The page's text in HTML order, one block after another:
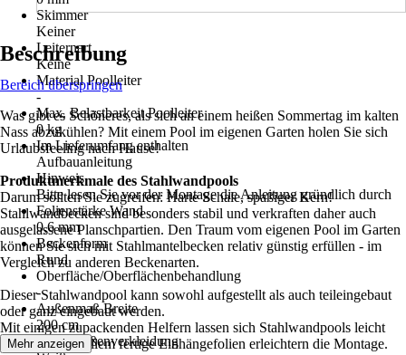
Skimmer
Keiner
Leiternart
Keine
Material Poolleiter
-
Max. Belastbarkeit Poolleiter
0 kg
Im Lieferumfang enthalten
Aufbauanleitung
Hinweis
Bitte lesen Sie vor der Montage die Anleitung gründlich durch
Folienstärke Wand
0,6 mm
Beckenform
Rund
Oberfläche/Oberflächenbehandlung
-
Außenmaß Breite
200 cm
Farbe Außenverkleidung
Beschreibung
Bereich überspringen
Was gibt es Schöneres, als sich an einem heißen Sommertag im kalten
Nass abzukühlen? Mit einem Pool im eigenen Garten holen Sie sich
Urlaubsfeeling nach Hause!
Produktmerkmale des Stahlwandpools
Darum sollten Sie zugreifen: Harte Schale, spaßiger Kern!
Stahlwandbecken sind besonders stabil und verkraften daher auch
ausgelassene Planschpartien. Den Traum vom eigenen Pool im Garten
können Sie sich mit Stahlmantelbecken relativ günstig erfüllen - im
Vergleich zu anderen Beckenarten.
Dieser Stahlwandpool kann sowohl aufgestellt als auch teileingebaut
oder ganz eingebaut werden.
Mit einigen zupackenden Helfern lassen sich Stahlwandpools leicht
aufbauen. Vor allem fertige Einhängefolien erleichtern die Montage.
Mehr anzeigen